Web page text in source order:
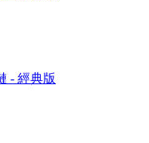
- 經典版